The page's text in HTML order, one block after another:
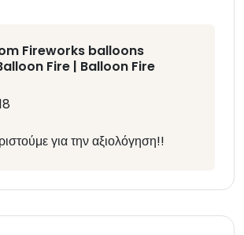
Fireworks balloons
Fire | Balloon Fire
για την αξιολόγηση!!